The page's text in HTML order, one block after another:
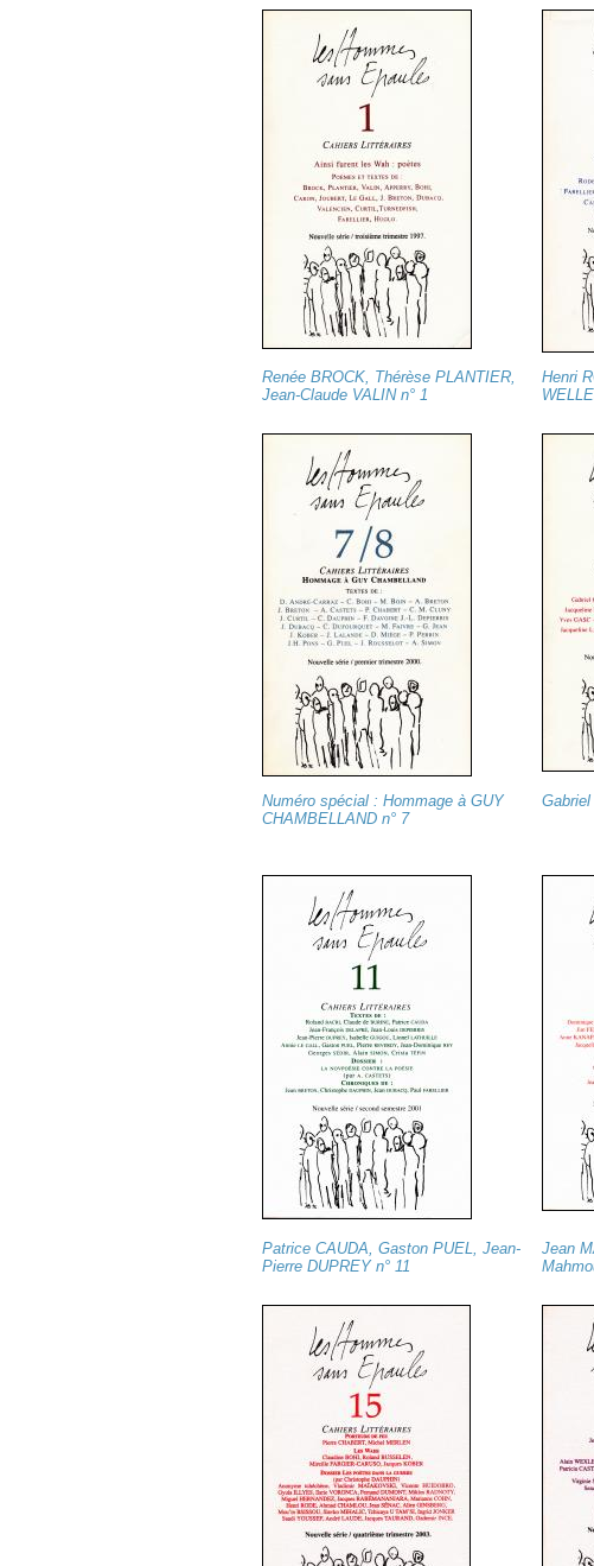
Renée BROCK, Thérèse PLANTIER,
Jean-Claude VALIN n° 1
Henri
Numéro spécial : Hommage à GUY
CHAMBELLAND n° 7
Patrice CAUDA, Gaston PUEL, Jean-
Pierre DUPREY n° 11
Jean